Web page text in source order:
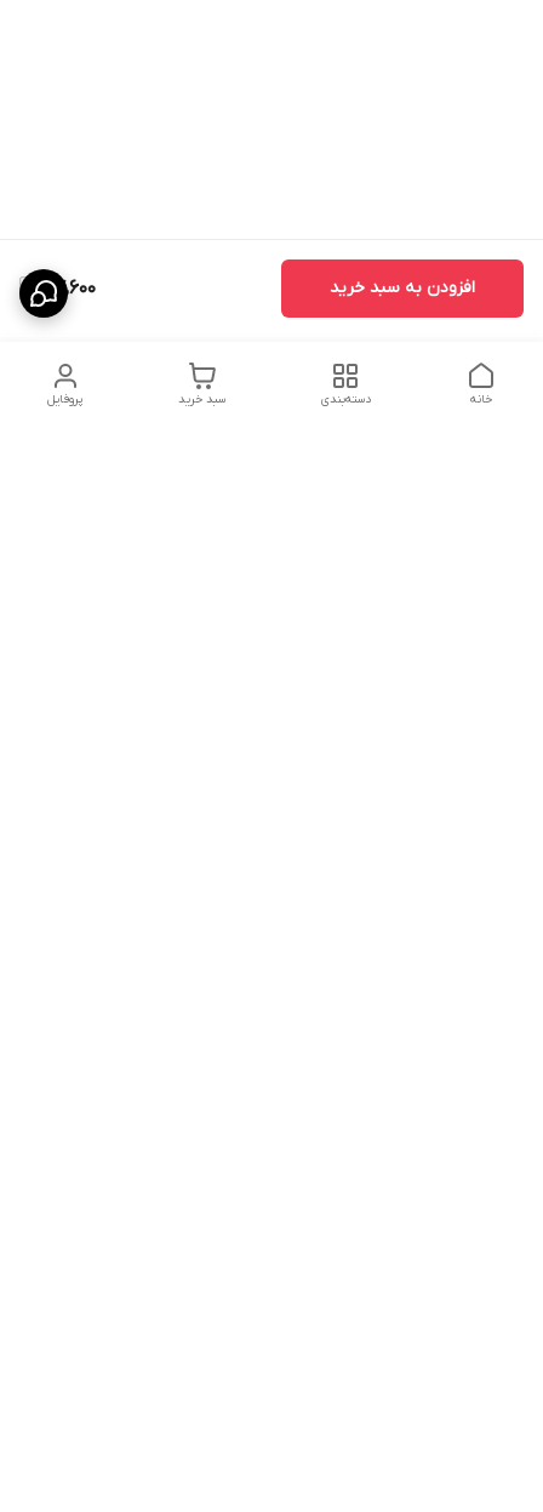
87,600 افزودن به سبد خرید
پروفایل سبد خرید دسته‌بندی خانه